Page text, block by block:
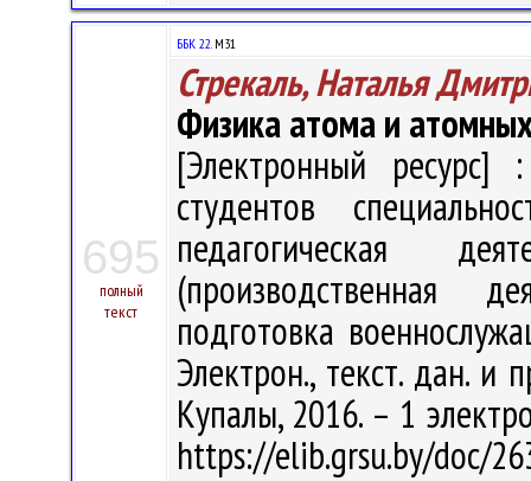
695
полный
текст
ББК 22.М31
Стрекаль, Наталья
Физика атома и
[Электронный ресурс]
студентов
педагогическая
(производственная
подготовка
Электрон., текст. дан. и
Купалы, 2016. – 1
https://elib.grsu.by/doc/